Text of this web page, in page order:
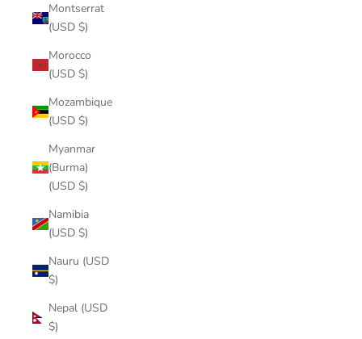
Montserrat
(USD $)
Morocco
(USD $)
Mozambique
(USD $)
Myanmar
(Burma)
(USD $)
Namibia
(USD $)
Nauru (USD
$)
Nepal (USD
$)